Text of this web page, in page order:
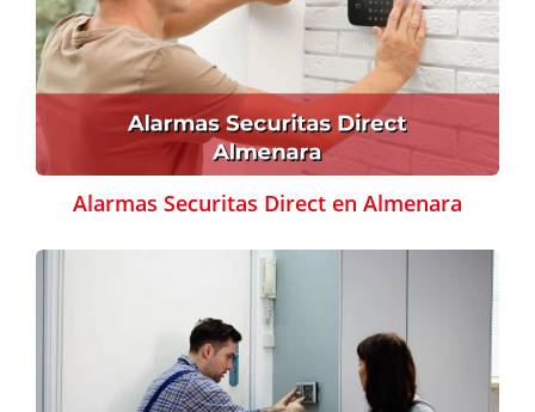
Alarmas Securitas Direct en Almenara